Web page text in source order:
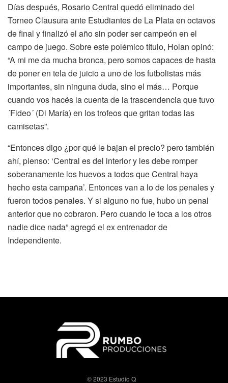
Días después, Rosario Central quedó eliminado del
Torneo Clausura ante Estudiantes de La Plata en octavos
de final y finalizó el año sin poder ser campeón en el
campo de juego. Sobre este polémico título, Holan opinó:
“A mi me da mucha bronca, pero somos capaces de hasta
de poner en tela de juicio a uno de los futbolistas más
importantes, sin ninguna duda, sino el más… Porque
cuando vos hacés la cuenta de la trascendencia que tuvo
´Fideo´ (Di María) en los trofeos que gritan todas las
camisetas”.
“Entonces digo ¿por qué le bajan el precio? pero también
ahí, pienso: ‘Central es del interior y les debe romper
soberanamente los huevos a todos que Central haya
hecho esta campaña’. Entonces van a lo de los penales y
fueron todos penales. Y si alguno no fue, hubo un penal
anterior que no cobraron. Pero cuando le toca a los otros
nadie dice nada” agregó el ex entrenador de
Independiente.
© 2023 Estudio Q